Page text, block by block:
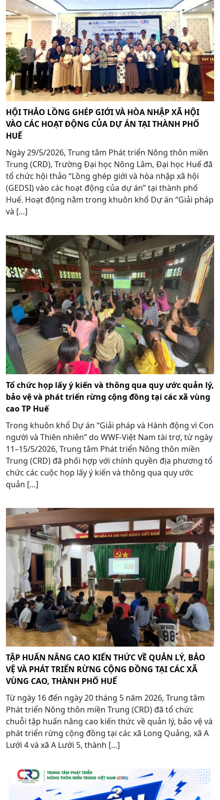
HỘI THẢO LỒNG GHÉP GIỚI VÀ HÒA NHẬP XÃ HỘI
VÀO CÁC HOẠT ĐỘNG CỦA DỰ ÁN TẠI THÀNH PHỐ
HUẾ
Ngày 29/5/2026, Trung tâm Phát triển Nông thôn miền
Trung (CRD), Trường Đại học Nông Lâm, Đại học Huế đã
tổ chức hội thảo “Lồng ghép giới và hòa nhập xã hội
(GEDSI) vào các hoạt động của dự án” tại thành phố
Huế. Hoạt động nằm trong khuôn khổ Dự án “Giải pháp
và […]
Tổ chức họp lấy ý kiến và thông qua quy ước quản lý,
bảo vệ và phát triển rừng cộng đồng tại các xã vùng
cao TP Huế
Trong khuôn khổ Dự án “Giải pháp và Hành động vì Con
người và Thiên nhiên” do WWF-Việt Nam tài trợ, từ ngày
11–15/5/2026, Trung tâm Phát triển Nông thôn miền
Trung (CRD) đã phối hợp với chính quyền địa phương tổ
chức các cuộc họp lấy ý kiến và thông qua quy ước
quản […]
TẬP HUẤN NÂNG CAO KIẾN THỨC VỀ QUẢN LÝ, BẢO
VỆ VÀ PHÁT TRIỂN RỪNG CỘNG ĐỒNG TẠI CÁC XÃ
VÙNG CAO, THÀNH PHỐ HUẾ
Từ ngày 16 đến ngày 20 tháng 5 năm 2026, Trung tâm
Phát triển Nông thôn miền Trung (CRD) đã tổ chức
chuỗi tập huấn nâng cao kiến thức về quản lý, bảo vệ và
phát triển rừng cộng đồng tại các xã Long Quảng, xã A
Lưới 4 và xã A Lưới 5, thành […]